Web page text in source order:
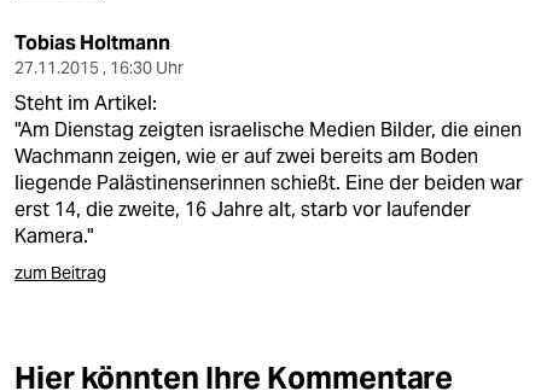
Tobias Holtmann
27.11.2015 , 16:30 Uhr
Steht im Artikel:
"Am Dienstag zeigten israelische Medien Bilder, die einen
Wachmann zeigen, wie er auf zwei bereits am Boden
liegende Palästinenserinnen schießt. Eine der beiden war
erst 14, die zweite, 16 Jahre alt, starb vor laufender
Kamera."
zum Beitrag
Hier könnten Ihre Kommentare